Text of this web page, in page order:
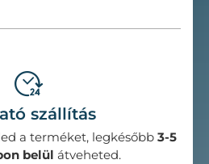
szállítás
a terméket, legkésőbb 3-5
belül átveheted.